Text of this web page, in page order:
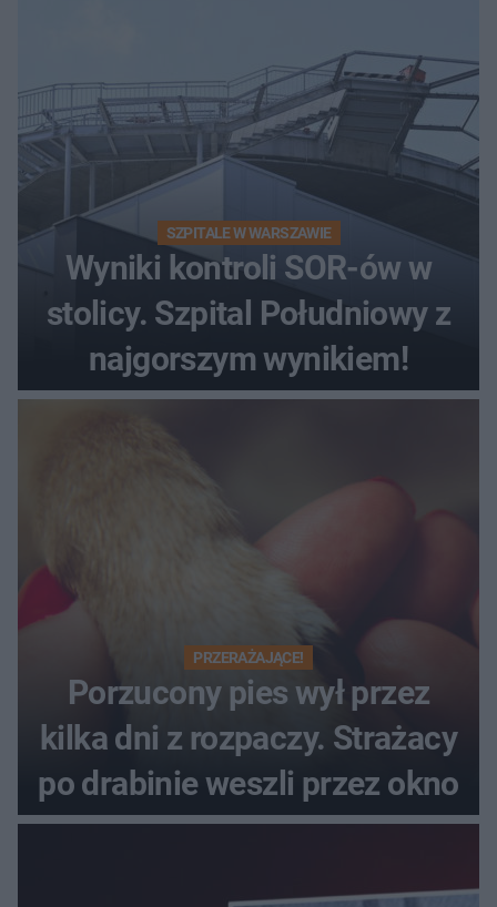
SZPITALE W WARSZAWIE
Wyniki kontroli SOR-ów w
stolicy. Szpital Południowy z
najgorszym wynikiem!
PRZERAŻAJĄCE!
Porzucony pies wył przez
kilka dni z rozpaczy. Strażacy
po drabinie weszli przez okno